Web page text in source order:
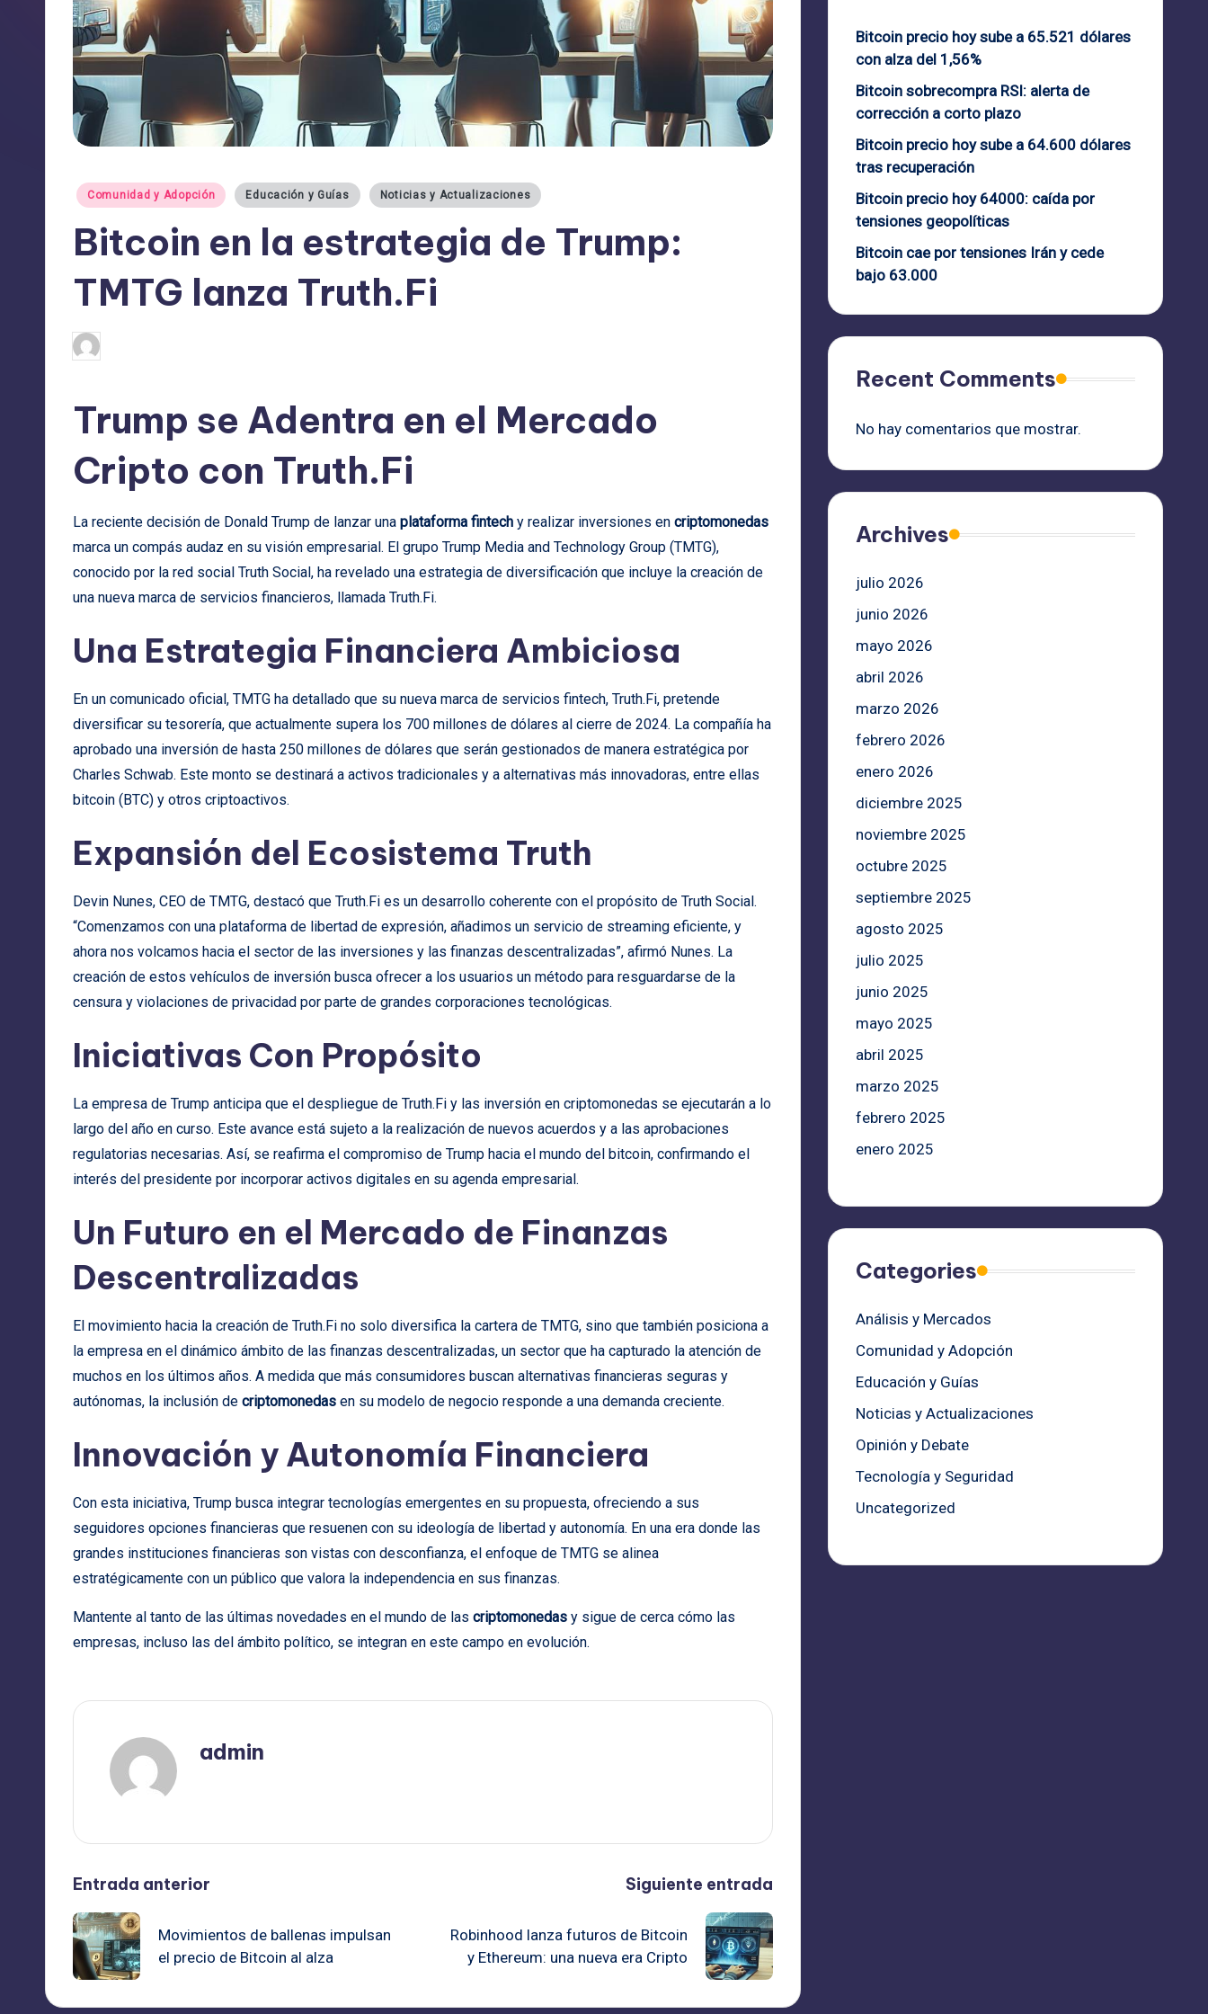
Publicado
Comunidad y Adopción Educación y Guías Noticias y Actualizaciones
Bitcoin en la estrategia de Trump:
TMTG lanza Truth.Fi
Publicado
por
Trump se Adentra en el Mercado
Cripto con Truth.Fi
La reciente decisión de Donald Trump de lanzar una plataforma fintech y realizar inversiones en criptomonedas
marca un compás audaz en su visión empresarial. El grupo Trump Media and Technology Group (TMTG),
conocido por la red social Truth Social, ha revelado una estrategia de diversificación que incluye la creación de
una nueva marca de servicios financieros, llamada Truth.Fi.
Una Estrategia Financiera Ambiciosa
En un comunicado oficial, TMTG ha detallado que su nueva marca de servicios fintech, Truth.Fi, pretende
diversificar su tesorería, que actualmente supera los 700 millones de dólares al cierre de 2024. La compañía ha
aprobado una inversión de hasta 250 millones de dólares que serán gestionados de manera estratégica por
Charles Schwab. Este monto se destinará a activos tradicionales y a alternativas más innovadoras, entre ellas
bitcoin (BTC) y otros criptoactivos.
Expansión del Ecosistema Truth
Devin Nunes, CEO de TMTG, destacó que Truth.Fi es un desarrollo coherente con el propósito de Truth Social.
“Comenzamos con una plataforma de libertad de expresión, añadimos un servicio de streaming eficiente, y
ahora nos volcamos hacia el sector de las inversiones y las finanzas descentralizadas”, afirmó Nunes. La
creación de estos vehículos de inversión busca ofrecer a los usuarios un método para resguardarse de la
censura y violaciones de privacidad por parte de grandes corporaciones tecnológicas.
Iniciativas Con Propósito
La empresa de Trump anticipa que el despliegue de Truth.Fi y las inversión en criptomonedas se ejecutarán a lo
largo del año en curso. Este avance está sujeto a la realización de nuevos acuerdos y a las aprobaciones
regulatorias necesarias. Así, se reafirma el compromiso de Trump hacia el mundo del bitcoin, confirmando el
interés del presidente por incorporar activos digitales en su agenda empresarial.
Un Futuro en el Mercado de Finanzas
Descentralizadas
El movimiento hacia la creación de Truth.Fi no solo diversifica la cartera de TMTG, sino que también posiciona a
la empresa en el dinámico ámbito de las finanzas descentralizadas, un sector que ha capturado la atención de
muchos en los últimos años. A medida que más consumidores buscan alternativas financieras seguras y
autónomas, la inclusión de criptomonedas en su modelo de negocio responde a una demanda creciente.
Innovación y Autonomía Financiera
Con esta iniciativa, Trump busca integrar tecnologías emergentes en su propuesta, ofreciendo a sus
seguidores opciones financieras que resuenen con su ideología de libertad y autonomía. En una era donde las
grandes instituciones financieras son vistas con desconfianza, el enfoque de TMTG se alinea
estratégicamente con un público que valora la independencia en sus finanzas.
Mantente al tanto de las últimas novedades en el mundo de las criptomonedas y sigue de cerca cómo las
empresas, incluso las del ámbito político, se integran en este campo en evolución.
admin
Navegación
de
entradas
Entrada anterior
Movimientos de ballenas impulsan
el precio de Bitcoin al alza
Siguiente entrada
Robinhood lanza futuros de Bitcoin
y Ethereum: una nueva era Cripto
Bitcoin precio hoy sube a 65.521 dólares
con alza del 1,56%
Bitcoin sobrecompra RSI: alerta de
corrección a corto plazo
Bitcoin precio hoy sube a 64.600 dólares
tras recuperación
Bitcoin precio hoy 64000: caída por
tensiones geopolíticas
Bitcoin cae por tensiones Irán y cede
bajo 63.000
Recent Comments
No hay comentarios que mostrar.
Archives
julio 2026
junio 2026
mayo 2026
abril 2026
marzo 2026
febrero 2026
enero 2026
diciembre 2025
noviembre 2025
octubre 2025
septiembre 2025
agosto 2025
julio 2025
junio 2025
mayo 2025
abril 2025
marzo 2025
febrero 2025
enero 2025
Categories
Análisis y Mercados
Comunidad y Adopción
Educación y Guías
Noticias y Actualizaciones
Opinión y Debate
Tecnología y Seguridad
Uncategorized